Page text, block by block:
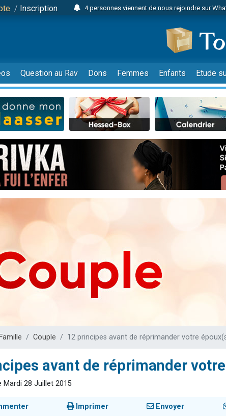
/ Inscription
4 personnes viennent de nous rejoindre sur
Odaya vient de donner son Maasser
3 personnes viennent de faire un don pour
3 personnes viennent de faire un don pour
13 personnes viennent de demander une
2 personnes viennent de nous rejoindre sur
30 personnes viennent de faire un don pour
Il reste 49 places pour étudier en groupe
12 nouvelles musiques dans Torah-Box
3 personnes viennent de nous rejoindre sur
2 personnes viennent de nous rejoindre sur
3 personnes viennent de nous rejoindre sur
Nouvelle émission radio : Visions de grandeur
61 personnes viennent de demander une
Ariel vient de donner son Maasser
Il reste 49 places pour étudier en groupe sur
Eva vient de donner son Maasser
Question au Rav Dons Femmes Enfants Etude
Famille Couple 12 principes avant de réprimander votre
avant de réprimander
Mardi 28 Juillet 2015
Imprimer Envoyer